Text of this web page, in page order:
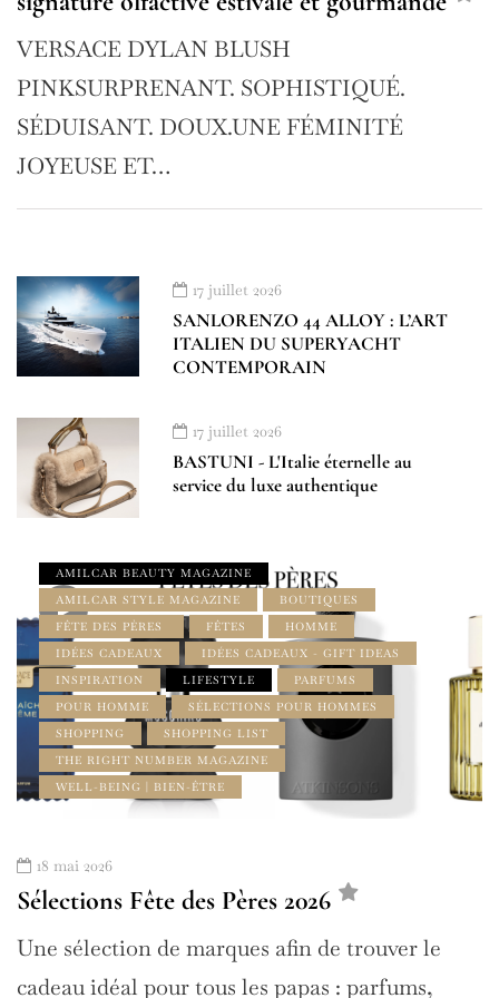
VERSACE DYLAN BLUSH
PINKSURPRENANT. SOPHISTIQUÉ.
SÉDUISANT. DOUX.UNE FÉMINITÉ
JOYEUSE ET…
17 juillet 2026
SANLORENZO 44 ALLOY : L’ART
ITALIEN DU SUPERYACHT
CONTEMPORAIN
17 juillet 2026
BASTUNI - L'Italie éternelle au
service du luxe authentique
AMILCAR BEAUTY MAGAZINE
AMILCAR STYLE MAGAZINE
BOUTIQUES
FÊTE DES PÈRES
FÊTES
HOMME
IDÉES CADEAUX
IDÉES CADEAUX - GIFT IDEAS
INSPIRATION
LIFESTYLE
PARFUMS
POUR HOMME
SÉLECTIONS POUR HOMMES
SHOPPING
SHOPPING LIST
THE RIGHT NUMBER MAGAZINE
WELL-BEING | BIEN-ÊTRE
18 mai 2026
Sélections Fête des Pères 2026
Une sélection de marques afin de trouver le
cadeau idéal pour tous les papas : parfums,